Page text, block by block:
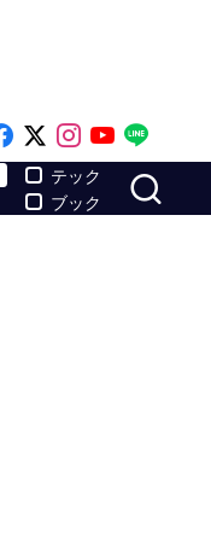
Like on Facebook
Follow on x
Follow on
Follow
テック
ブック